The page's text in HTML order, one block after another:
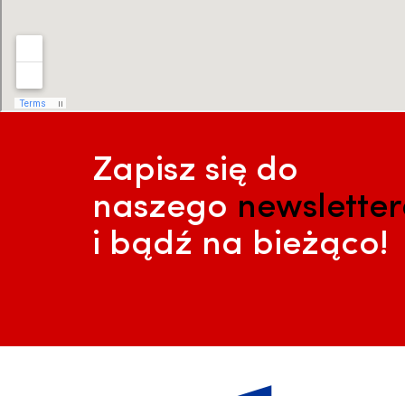
Zapisz się do
naszego
i bądź na bieżąco!